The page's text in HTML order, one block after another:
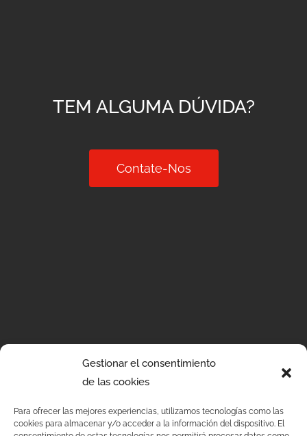
Gestionar el consentimiento
de las cookies
Para ofrecer las mejores experiencias, utilizamos tecnologías como las
cookies para almacenar y/o acceder a la información del dispositivo. El
TEM ALGUMA DÚVIDA?
Contate-Nos